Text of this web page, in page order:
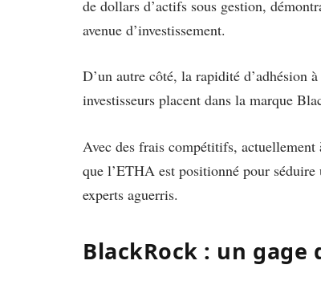
de dollars d’actifs sous gestion,
avenue d’investissement.
D’un autre côté, la rapidité d’adhésion
investisseurs placent dans la marque
Avec des frais compétitifs,
que l’ETHA est positionné pour
experts aguerris.
BlackRock : un